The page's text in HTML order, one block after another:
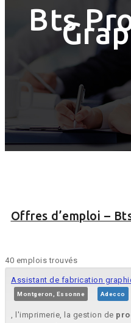
Bts
Offres d’emploi –
40 emplois trouvés
Assistant de fabrication
Montgeron, Essonne Adecco
, l'imprimerie, la gestion de